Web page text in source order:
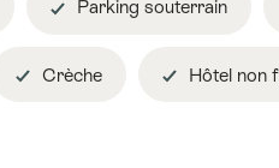
Parking souterrain
Crèche Hôtel non